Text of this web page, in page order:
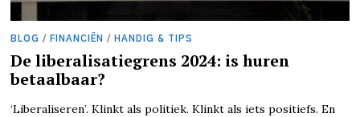
BLOG / FINANCIËN / HANDIG & TIPS
De liberalisatiegrens 2024: is huren
betaalbaar?
‘Liberaliseren’. Klinkt als politiek. Klinkt als iets positiefs. En